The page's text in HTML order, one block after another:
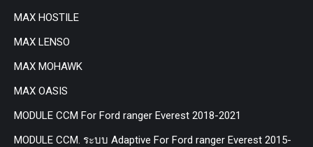
MAX HOSTILE
MAX LENSO
MAX MOHAWK
MAX OASIS
MODULE CCM For Ford ranger Everest 2018-2021
MODULE CCM. ระบบ Adaptive For Ford ranger Everest 2015-